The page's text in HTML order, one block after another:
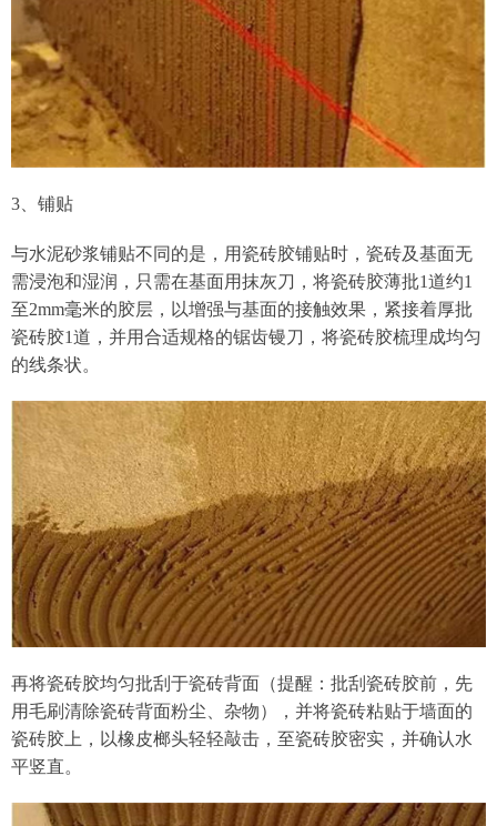
3、铺贴
与水泥砂浆铺贴不同的是，用瓷砖胶铺贴时，瓷砖及基面无
需浸泡和湿润，只需在基面用抹灰刀，将瓷砖胶薄批1道约1
至2mm毫米的胶层，以增强与基面的接触效果，紧接着厚批
瓷砖胶1道，并用合适规格的锯齿镘刀，将瓷砖胶梳理成均匀
的线条状。
再将瓷砖胶均匀批刮于瓷砖背面（提醒：批刮瓷砖胶前，先
用毛刷清除瓷砖背面粉尘、杂物），并将瓷砖粘贴于墙面的
瓷砖胶上，以橡皮榔头轻轻敲击，至瓷砖胶密实，并确认水
平竖直。